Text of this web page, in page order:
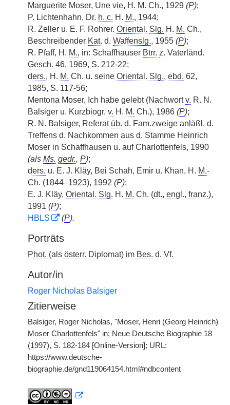
Marguerite Moser, Une vie, H. M. Ch., 1929 (P);
P. Lichtenhahn, Dr. h. c. H. M., 1944;
R. Zeller u. E. F. Rohrer. Oriental. Slg. H. M. Ch.,
Beschreibender Kat. d. Waffenslg., 1955 (P);
R. Pfaff, H. M., in: Schaffhauser Btrr. z. Vaterländ.
Gesch. 46, 1969, S. 212-22;
ders., H. M. Ch. u. seine Oriental. Slg., ebd. 62,
1985, S. 117-56;
Mentona Moser, Ich habe gelebt (Nachwortv. R. N.
Balsiger u. Kurzbiogr. v. H. M. Ch.), 1986 (P);
R. N. Balsiger, Referat üb. d. Fam.zweige anläßl. d.
Treffens d. Nachkommen aus d. Stamme Heinrich
Moser in Schaffhausen u. auf|Charlottenfels, 1990
(als Ms. gedr., P);
ders. u. E. J. Kläy, Bei Schah, Emir u. Khan, H. M.-
Ch. (1844–1923), 1992 (P);
E. J. Kläy, Oriental. Slg. H. M. Ch. (dt., engl., franz.),
1991 (P);
HBLS
(P).
Porträts
Phot. (als österr. Diplomat) im Bes. d. Vf.
Autor/in
Roger Nicholas Balsiger
Zitierweise
Balsiger, Roger Nicholas, "Moser, Henri (Georg Heinrich)
Moser Charlottenfels" in: Neue Deutsche Biographie 18
(1997), S. 182-184 [Online-Version]; URL:
https://www.deutsche-
biographie.de/gnd119064154.html#ndbcontent